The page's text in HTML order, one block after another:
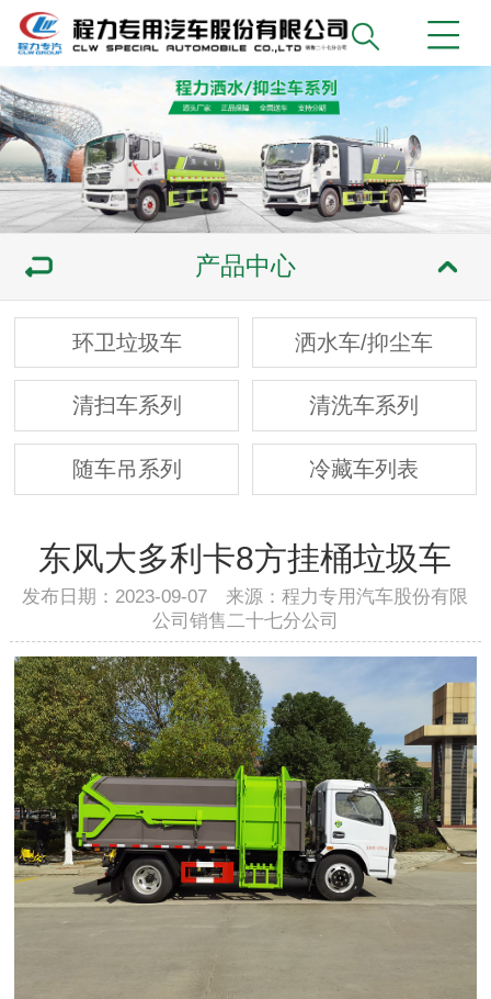
产品中心
环卫垃圾车 洒水车/抑尘车
清扫车系列 清洗车系列
随车吊系列 冷藏车列表
东风大多利卡8方挂桶垃圾车
发布日期：2023-09-07 来源：程力专用汽车股份有限
公司销售二十七分公司